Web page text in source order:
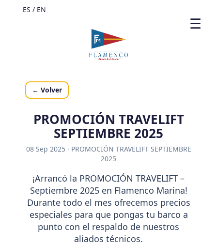
ES / EN
☰
← Volver
PROMOCIÓN TRAVELIFT
SEPTIEMBRE 2025
08 Sep 2025 · PROMOCIÓN TRAVELIFT SEPTIEMBRE
2025
¡Arrancó la PROMOCIÓN TRAVELIFT –
Septiembre 2025 en Flamenco Marina!
Durante todo el mes ofrecemos precios
especiales para que pongas tu barco a
punto con el respaldo de nuestros
aliados técnicos.